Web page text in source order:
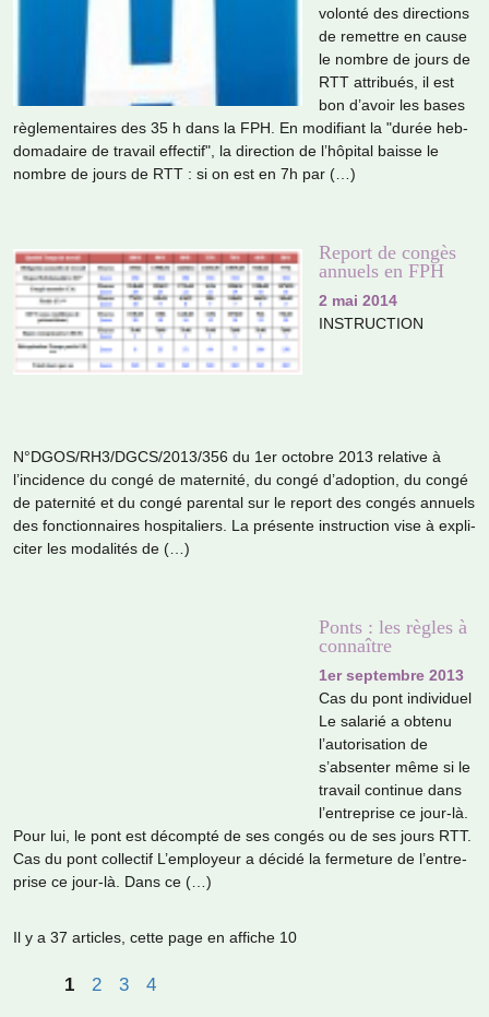
volonté des direc­tions
de remet­tre en cause
le nombre de jours de
RTT attri­bués, il est
bon d’avoir les bases
règle­men­tai­res des 35 h dans la FPH. En modi­fiant la "durée heb­
do­ma­daire de tra­vail effec­tif", la direc­tion de l’hôpi­tal baisse le
nombre de jours de RTT : si on est en 7h par (…)
Report de congès
annuels en FPH
2 mai 2014
INSTRUCTION
N°DGOS/RH3/DGCS/2013/356 du 1er octo­bre 2013 rela­tive à
l’inci­dence du congé de mater­nité, du congé d’adop­tion, du congé
de pater­nité et du congé paren­tal sur le report des congés annuels
des fonc­tion­nai­res hos­pi­ta­liers. La pré­sente ins­truc­tion vise à expli­
ci­ter les moda­li­tés de (…)
Ponts : les règles à
connaître
1er septembre 2013
Cas du pont indi­vi­duel
Le sala­rié a obtenu
l’auto­ri­sa­tion de
s’absen­ter même si le
tra­vail conti­nue dans
l’entre­prise ce jour-là.
Pour lui, le pont est décompté de ses congés ou de ses jours RTT.
Cas du pont col­lec­tif L’employeur a décidé la fer­me­ture de l’entre­
prise ce jour-là. Dans ce (…)
Il y a 37 articles, cette page en affiche 10
1 2 3 4